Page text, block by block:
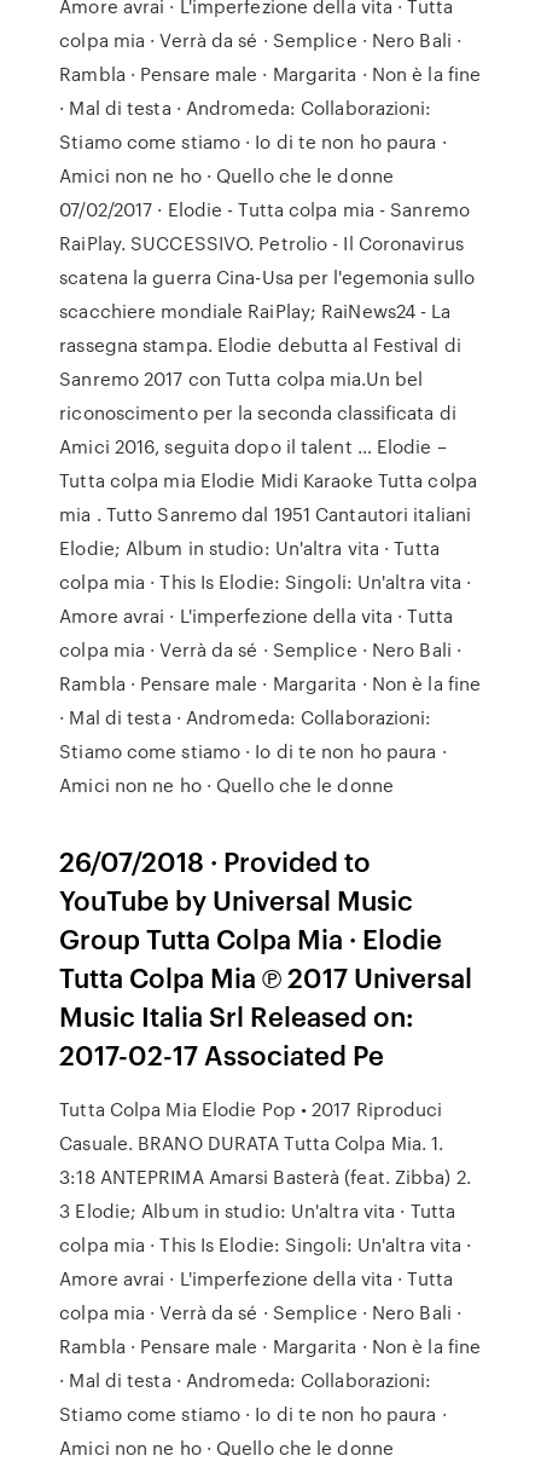
Amore avrai · L'imperfezione della vita · Tutta
colpa mia · Verrà da sé · Semplice · Nero Bali ·
Rambla · Pensare male · Margarita · Non è la fine
· Mal di testa · Andromeda: Collaborazioni:
Stiamo come stiamo · Io di te non ho paura ·
Amici non ne ho · Quello che le donne
07/02/2017 · Elodie - Tutta colpa mia - Sanremo
RaiPlay. SUCCESSIVO. Petrolio - Il Coronavirus
scatena la guerra Cina-Usa per l'egemonia sullo
scacchiere mondiale RaiPlay; RaiNews24 - La
rassegna stampa. Elodie debutta al Festival di
Sanremo 2017 con Tutta colpa mia.Un bel
riconoscimento per la seconda classificata di
Amici 2016, seguita dopo il talent … Elodie –
Tutta colpa mia Elodie Midi Karaoke Tutta colpa
mia . Tutto Sanremo dal 1951 Cantautori italiani
Elodie; Album in studio: Un'altra vita · Tutta
colpa mia · This Is Elodie: Singoli: Un'altra vita ·
Amore avrai · L'imperfezione della vita · Tutta
colpa mia · Verrà da sé · Semplice · Nero Bali ·
Rambla · Pensare male · Margarita · Non è la fine
· Mal di testa · Andromeda: Collaborazioni:
Stiamo come stiamo · Io di te non ho paura ·
Amici non ne ho · Quello che le donne
26/07/2018 · Provided to
YouTube by Universal Music
Group Tutta Colpa Mia · Elodie
Tutta Colpa Mia ℗ 2017 Universal
Music Italia Srl Released on:
2017-02-17 Associated Pe
Tutta Colpa Mia Elodie Pop • 2017 Riproduci
Casuale. BRANO DURATA Tutta Colpa Mia. 1.
3:18 ANTEPRIMA Amarsi Basterà (feat. Zibba) 2.
3 Elodie; Album in studio: Un'altra vita · Tutta
colpa mia · This Is Elodie: Singoli: Un'altra vita ·
Amore avrai · L'imperfezione della vita · Tutta
colpa mia · Verrà da sé · Semplice · Nero Bali ·
Rambla · Pensare male · Margarita · Non è la fine
· Mal di testa · Andromeda: Collaborazioni:
Stiamo come stiamo · Io di te non ho paura ·
Amici non ne ho · Quello che le donne